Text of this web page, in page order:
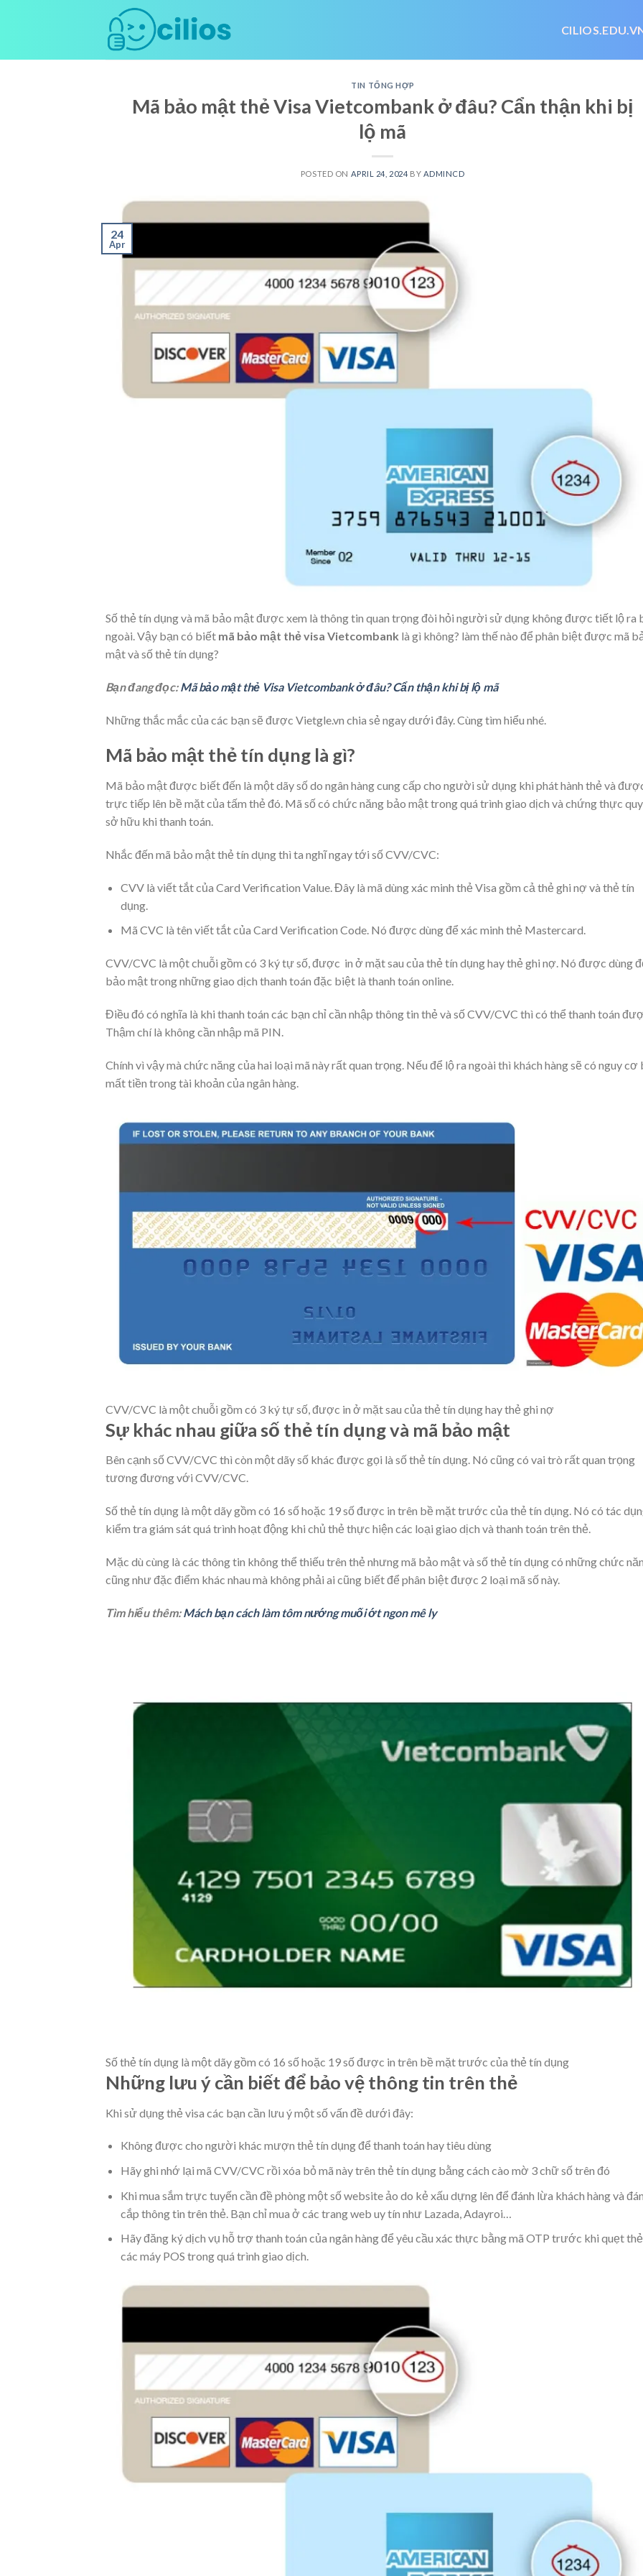
TIN TỔNG HỢP
Mã bảo mật thẻ Visa Vietcombank ở đâu? Cẩn thận khi bị
lộ mã
POSTED ON APRIL 24, 2024 BY ADMINCD
24
Apr
Số thẻ tín dụng và mã bảo mật được xem là thông tin quan trọng đòi hỏi người sử dụng không được tiết lộ ra
ngoài. Vậy bạn có biết mã bảo mật thẻ visa Vietcombank là gì không? làm thế nào để phân biệt được mã
mật và số thẻ tín dụng?
Bạn đang đọc:Mã bảo mật thẻ Visa Vietcombank ở đâu? Cẩn thận khi bị lộ mã
Những thắc mắc của các bạn sẽ được Vietgle.vn chia sẻ ngay dưới đây. Cùng tìm hiểu nhé.
Mã bảo mật thẻ tín dụng là gì?
Mã bảo mật được biết đến là một dãy số do ngân hàng cung cấp cho người sử dụng khi phát hành thẻ và
trực tiếp lên bề mặt của tấm thẻ đó. Mã số có chức năng bảo mật trong quá trình giao dịch và chứng thực
sở hữu khi thanh toán.
Nhắc đến mã bảo mật thẻ tín dụng thì ta nghĩ ngay tới số CVV/CVC:
CVV là viết tắt của Card Verification Value. Đây là mã dùng xác minh thẻ Visa gồm cả thẻ ghi nợ và thẻ tín
dụng.
Mã CVC là tên viết tắt của Card Verification Code. Nó được dùng để xác minh thẻ Mastercard.
CVV/CVC là một chuỗi gồm có 3 ký tự số, được in ở mặt sau của thẻ tín dụng hay thẻ ghi nợ. Nó được dùng
bảo mật trong những giao dịch thanh toán đặc biệt là thanh toán online.
Điều đó có nghĩa là khi thanh toán các bạn chỉ cần nhập thông tin thẻ và số CVV/CVC thì có thể thanh toán
Thậm chí là không cần nhập mã PIN.
Chính vì vậy mà chức năng của hai loại mã này rất quan trọng. Nếu để lộ ra ngoài thì khách hàng sẽ có nguy cơ
mất tiền trong tài khoản của ngân hàng.
CVV/CVC là một chuỗi gồm có 3 ký tự số, được in ở mặt sau của thẻ tín dụng hay thẻ ghi nợ
Sự khác nhau giữa số thẻ tín dụng và mã bảo mật
Bên cạnh số CVV/CVC thì còn một dãy số khác được gọi là số thẻ tín dụng. Nó cũng có vai trò rất quan trọng
tương đương với CVV/CVC.
Số thẻ tín dụng là một dãy gồm có 16 số hoặc 19 số được in trên bề mặt trước của thẻ tín dụng. Nó có tác
kiểm tra giám sát quá trình hoạt động khi chủ thẻ thực hiện các loại giao dịch và thanh toán trên thẻ.
Mặc dù cùng là các thông tin không thể thiếu trên thẻ nhưng mã bảo mật và số thẻ tín dụng có những chức
cũng như đặc điểm khác nhau mà không phải ai cũng biết để phân biệt được 2 loại mã số này.
Tìm hiểu thêm:Mách bạn cách làm tôm nướng muối ớt ngon mê ly
Số thẻ tín dụng là một dãy gồm có 16 số hoặc 19 số được in trên bề mặt trước của thẻ tín dụng
Những lưu ý cần biết để bảo vệ thông tin trên thẻ
Khi sử dụng thẻ visa các bạn cần lưu ý một số vấn đề dưới đây:
Không được cho người khác mượn thẻ tín dụng để thanh toán hay tiêu dùng
Hãy ghi nhớ lại mã CVV/CVC rồi xóa bỏ mã này trên thẻ tín dụng bằng cách cào mờ 3 chữ số trên đó
Khi mua sắm trực tuyến cần đề phòng một số website ảo do kẻ xấu dựng lên để đánh lừa khách hàng và
cắp thông tin trên thẻ. Bạn chỉ mua ở các trang web uy tín như Lazada, Adayroi…
Hãy đăng ký dịch vụ hỗ trợ thanh toán của ngân hàng để yêu cầu xác thực bằng mã OTP trước khi quẹt
các máy POS trong quá trình giao dịch.